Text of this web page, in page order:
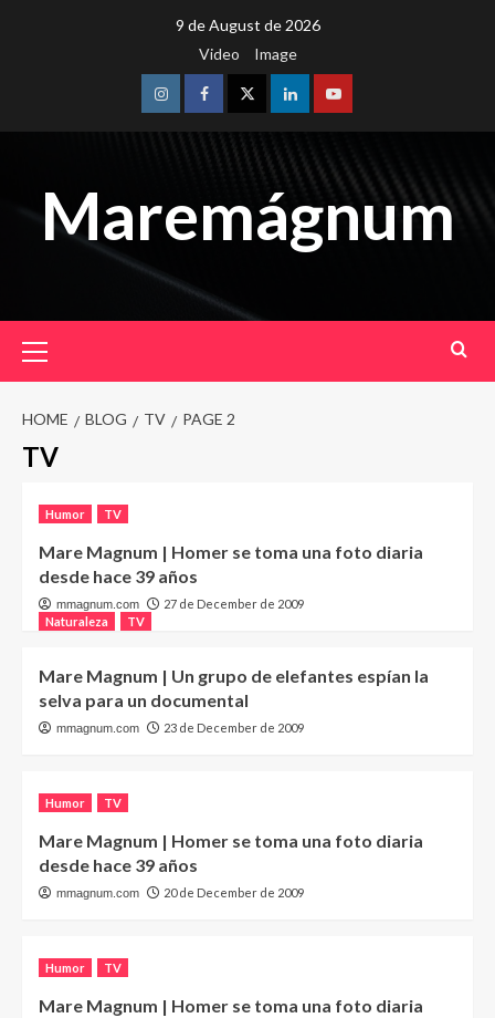
9 de August de 2026
Video
Image
InstagramFacebookTwitterLinkedinYoutube
Maremágnum
Menu
HOME BLOG TV PAGE 2
TV
Humor TV
Mare Magnum | Homer se toma una foto diaria
desde hace 39 años
mmagnum.com
27 de December de 2009
Naturaleza
TV
Mare Magnum | Un grupo de elefantes espían la
selva para un documental
mmagnum.com 23 de December de 2009
Humor TV
Mare Magnum | Homer se toma una foto diaria
desde hace 39 años
mmagnum.com 20 de December de 2009
Humor TV
Mare Magnum | Homer se toma una foto diaria